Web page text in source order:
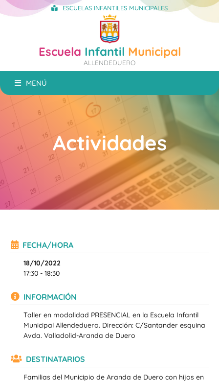
ESCUELAS INFANTILES MUNICIPALES
Escuela Infantil Municipal
ALLENDEDUERO
MENÚ
Actividades
FECHA/HORA
18/10/2022
17:30 - 18:30
INFORMACIÓN
Taller en modalidad PRESENCIAL en la Escuela Infantil
Municipal Allendeduero. Dirección: C/Santander esquina
Avda. Valladolid-Aranda de Duero
DESTINATARIOS
Familias del Municipio de Aranda de Duero con hijos en